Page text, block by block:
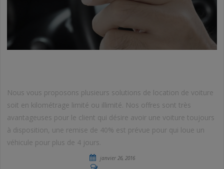
Nous vous proposons plusieurs solutions de location de voiture
soit en kilométrage limité ou illimité. Nos offres sont très
avantageuses pour le client qui désire avoir une voiture toujours
à disposition, une remise de 40% est prévue pour qui loue un
véhicule pour plus de 4 jours.
janvier 26, 2016